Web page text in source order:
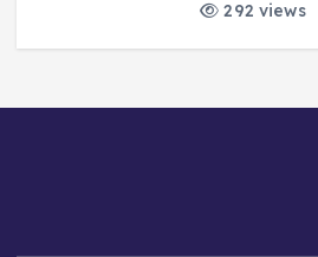
292 views